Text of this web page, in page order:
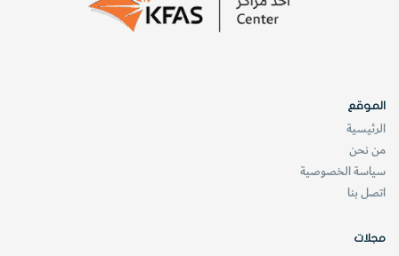
كما كان يمكن ملاحظة امتلاء اللوحة بالرسومات والنصوص
المكتوبة بخط كبير، والتي تحتوي على تفسيرات، وشعارات بيئية،
ولكونها شاعرة كما هي مخترعة، فقد علقت لوحة مكتوب عليها
قصيدة للصحفي والشاعر الأمريكي "جورج بوب موريس"
الموقع
الرئيسية
من نحن
سياسة الخصوصية
اتصل بنا
مجلات